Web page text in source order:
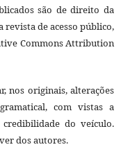
são de direito da
de acesso público,
Commons Attribution
nos originais, alterações
com vistas a
do veículo.
dos autores.